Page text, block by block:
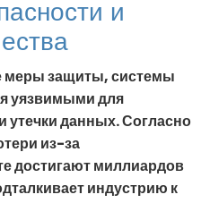
и
меры защиты, системы
уязвимыми для
данных. Согласно
из-за
достигают миллиардов
индустрию к